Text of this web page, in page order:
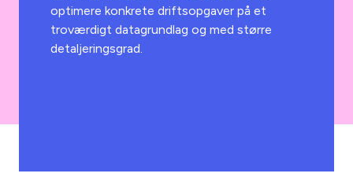
optimere konkrete driftsopgaver på et
troværdigt datagrundlag og med større
detaljeringsgrad.